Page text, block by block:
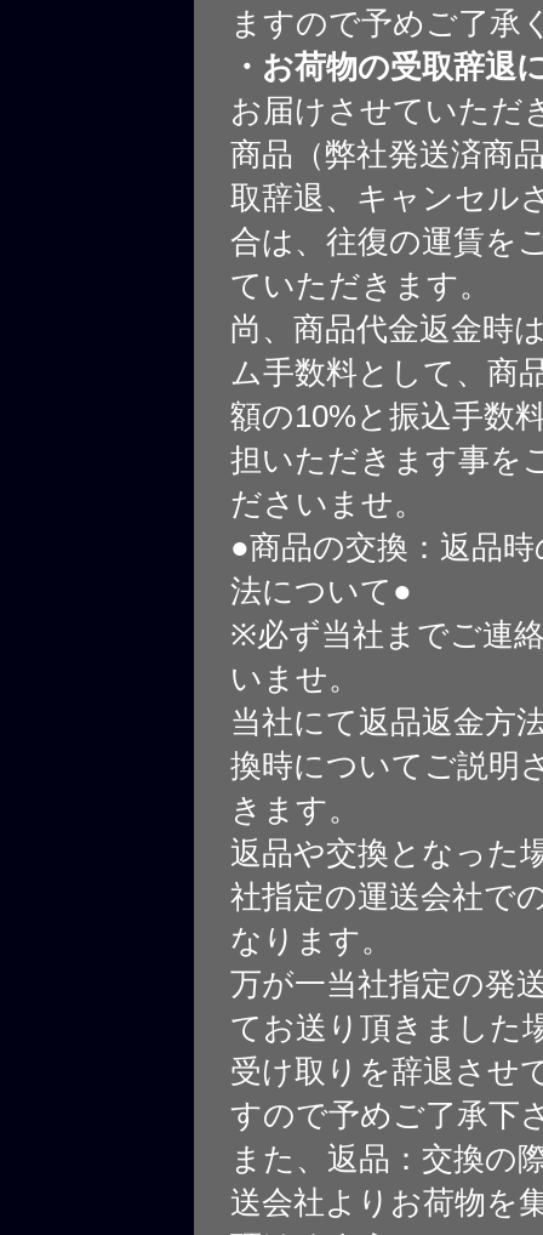
ますので予めご了承
・お荷物の受取辞退
お届けさせていただ
商品（弊社発送済商
取辞退、キャンセル
合は、往復の運賃を
ていただきます。
尚、商品代金返金時
ム手数料として、商
額の10%と振込手数
担いただきます事を
ださいませ。
●商品の交換：返品
法について●
※必ず当社までご連
いませ。
当社にて返品返金方
換時についてご説明
きます。
返品や交換となった
社指定の運送会社で
なります。
万が一当社指定の発
てお送り頂きました
受け取りを辞退させ
すので予めご了承下
また、返品：交換の
送会社よりお荷物を